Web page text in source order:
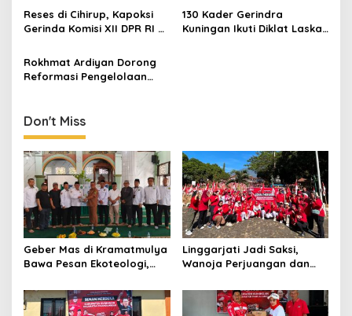
Listrik Gratis Disalurkan
Perjuangan Anggota DPR RI
Rokhmat Ardiyan
Reses di Cihirup, Kapoksi
Gerinda Komisi XII DPR RI H
PIP untuk 242 Siswa
130 Kader Gerindra
Kuningan Ikuti Diklat Laskar
Rokhmat Ardiyan Dorong
Reformasi Pengelolaan
Don't Miss
Geber Mas di Kramatmulya
Bawa Pesan Ekoteologi,
Tanam Pohon
Linggarjati Jadi Saksi,
Wanoja Perjuangan dan
Kemerdekaan